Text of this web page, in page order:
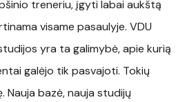
treneriu, įgyti labai aukštą
visame pasaulyje. VDU
yra ta galimybė, apie kurią
galėjo tik pasvajoti. Tokių
Nauja bazė, nauja studijų